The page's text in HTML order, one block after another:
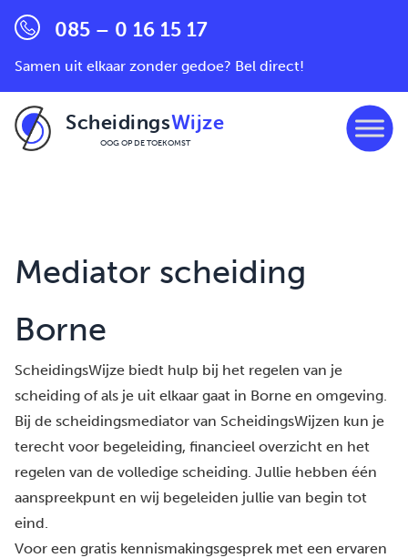
085 – 0 16 15 17
Samen uit elkaar zonder gedoe? Bel direct!
ScheidingsWijze
OOG OP DE TOEKOMST
Mediator scheiding
Borne
ScheidingsWijze biedt hulp bij het regelen van je
scheiding of als je uit elkaar gaat in Borne en omgeving.
Bij de scheidingsmediator van ScheidingsWijzen kun je
terecht voor begeleiding, financieel overzicht en het
regelen van de volledige scheiding. Jullie hebben één
aanspreekpunt en wij begeleiden jullie van begin tot
eind.
Voor een gratis kennismakingsgesprek met een ervaren